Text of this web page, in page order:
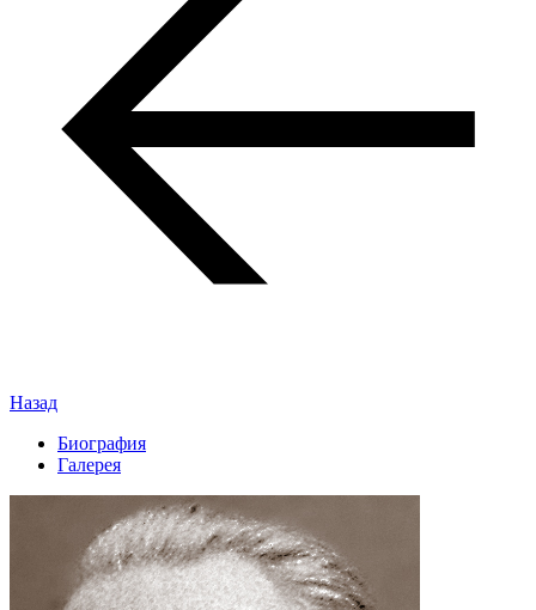
Назад
Биография
Галерея